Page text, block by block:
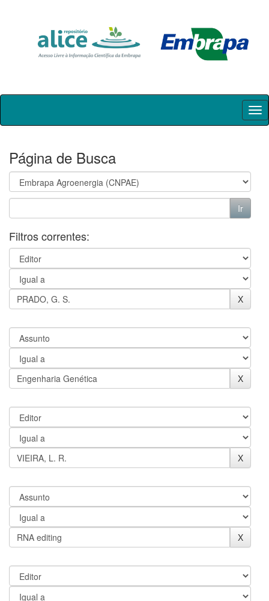
Skip
Página de Busca
Filtros correntes: